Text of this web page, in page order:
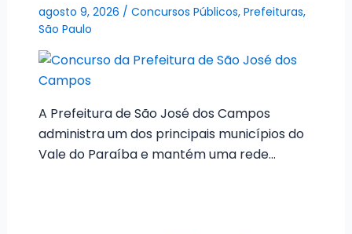
agosto 9, 2026 / Concursos Públicos, Prefeituras,
São Paulo
A Prefeitura de São José dos Campos
administra um dos principais municípios do
Vale do Paraíba e mantém uma rede…